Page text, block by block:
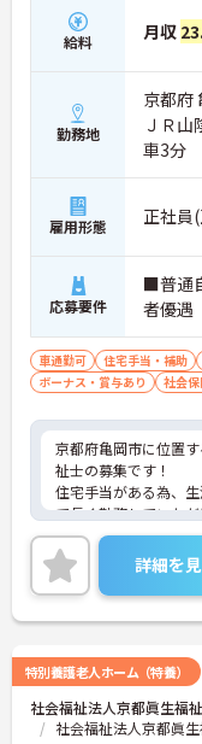
給料 月収
勤務地
京都府
ＪＲ山
車3分
雇用形態 正社員
応募要件
■普通
者優遇
車通勤可 住宅手当・補助
ボーナス・賞与あり
社会
京都府亀岡市に位置
祉士の募集です！
住宅手当がある為、
て長く勤務していた
また、昇給・賞与が
ちながら働くことがで
さらに、マイカー通
◎
ご興味のある方には
さい！
詳細を
特別養護老人ホーム（特養）
社会福祉法人京都眞生福
社会福祉法人京都眞